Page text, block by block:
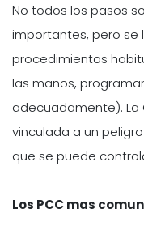
No todos los pasos
importantes, pero se
procedimientos
las manos,
adecuadamente). La
vinculada a un
que se puede
Los PCC mas